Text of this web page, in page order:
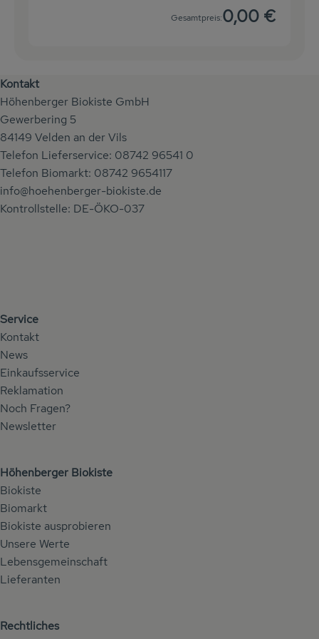
Gesamtpreis:0,00 €
Kontakt
Höhenberger Biokiste GmbH
Gewerbering 5
84149 Velden an der Vils
Telefon Lieferservice: 08742 96541 0
Telefon Biomarkt: 08742 9654117
info@hoehenberger-biokiste.de
Kontrollstelle: DE-ÖKO-037
Service
Kontakt
News
Einkaufsservice
Reklamation
Noch Fragen?
Newsletter
Höhenberger Biokiste
Biokiste
Biomarkt
Biokiste ausprobieren
Unsere Werte
Lebensgemeinschaft
Lieferanten
Rechtliches